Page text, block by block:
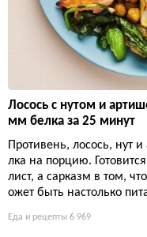
Лосось с нутом и
мм белка за 25 минут
Противень, лосось, нут
лка на порцию.
лист, а сарказм в том,
ожет быть настолько
Еда и рецепты 6 969